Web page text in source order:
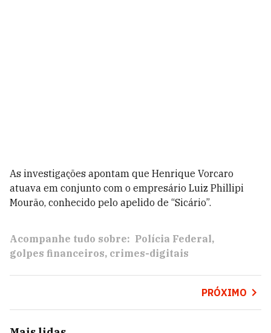
As investigações apontam que Henrique Vorcaro
atuava em conjunto com o empresário Luiz Phillipi
Mourão, conhecido pelo apelido de “Sicário”.
Acompanhe tudo sobre: Polícia Federal
golpes financeiros crimes-digitais
PRÓXIMO